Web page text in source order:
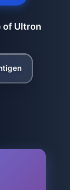
of Ultron